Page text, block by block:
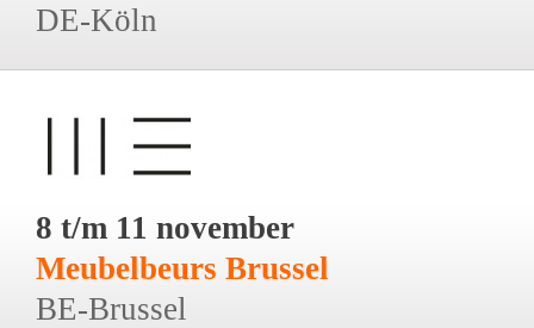
DE-Köln
8 t/m 11 november
Meubelbeurs Brussel
BE-Brussel